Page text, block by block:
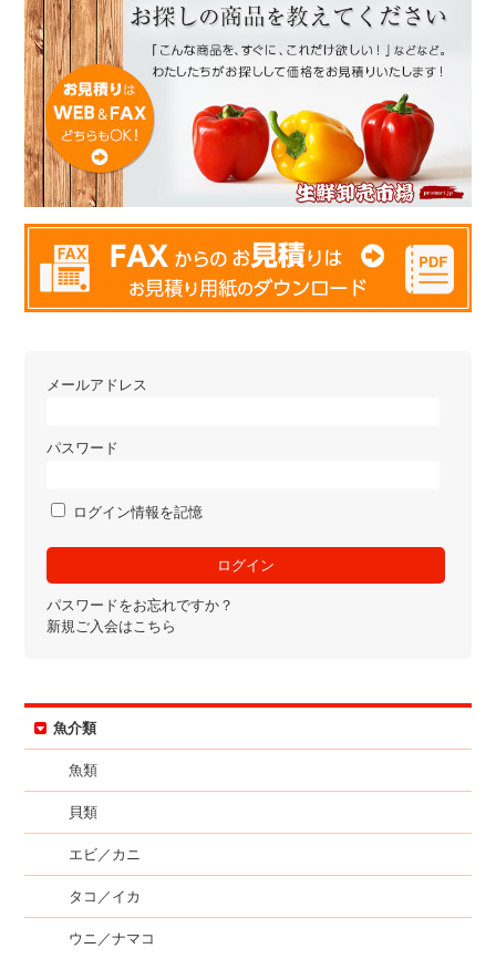
メールアドレス
パスワード
ログイン情報を記憶
パスワードをお忘れですか？
新規ご入会はこちら
魚介類
魚類
貝類
エビ／カニ
タコ／イカ
ウニ／ナマコ